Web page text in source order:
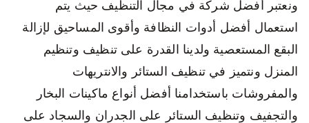
ونعتبر أفضل شركة في مجال التنظيف حيث يتم
استعمال أفضل أدوات النظافة وأقوى المساحيق لإزالة
البقع المستعصية ولدينا القدرة على تنظيف وتنظيم
المنزل ونتميز في تنظيف الستائر والانتريهات
والمفروشات باستخدامنا أفضل أنواع ماكينات البخار
والتجفيف وتنظيف الستائر على الجدران والسجاد على